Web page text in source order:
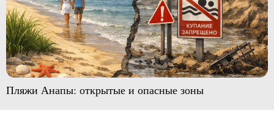
Пляжи Анапы: открытые и опасные зоны